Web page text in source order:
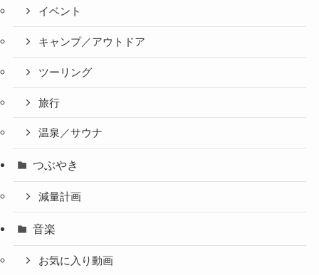
イベント
キャンプ／アウトドア
ツーリング
旅行
温泉／サウナ
つぶやき
減量計画
音楽
お気に入り動画